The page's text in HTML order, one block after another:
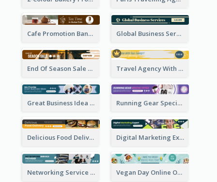
Cafe Promotion Banner Ad With Herbal Tea Global Business Services Banner Ad
End Of Season Sale Banner Ad Travel Agency With Customized Journey Banner Ad
Great Business Idea Banner Ad Running Gear Special Offer Banner Ad
Delicious Food Delivery Banner Ad Digital Marketing Expert Banner Ad
Networking Service Provider Banner Ad Vegan Day Online Order Banner Ad